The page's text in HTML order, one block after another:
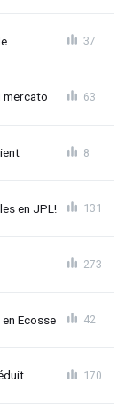
37
mercato 63
8
en JPL! 131
273
Ecosse 42
170